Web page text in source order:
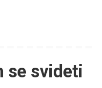
se svideti